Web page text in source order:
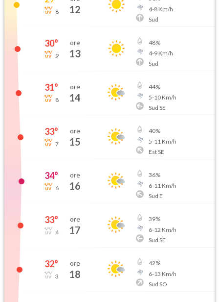
8 12
4-8Km/h
Sud
30°
9
ore
13
48%
4-9Km/h
Sud
31°
8
ore
14
44%
5-10Km/h
Sud SE
33°
7
ore
15
40%
5-11 Km/h
Est SE
34°
6
ore
16
36%
6-11 Km/h
Sud E
33°
4
ore
17
39%
6-12 Km/h
Sud SE
32°
3
ore
18
42%
6-13 Km/h
Sud SO